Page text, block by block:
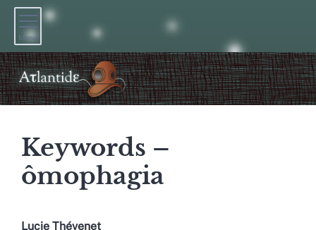
Menu
Keywords –
ômophagia
Lucie Thévenet